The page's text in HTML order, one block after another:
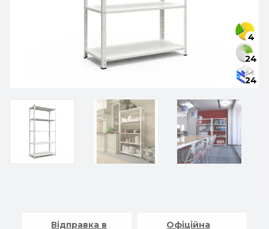
4
24
24
Відправка в
Офіційна